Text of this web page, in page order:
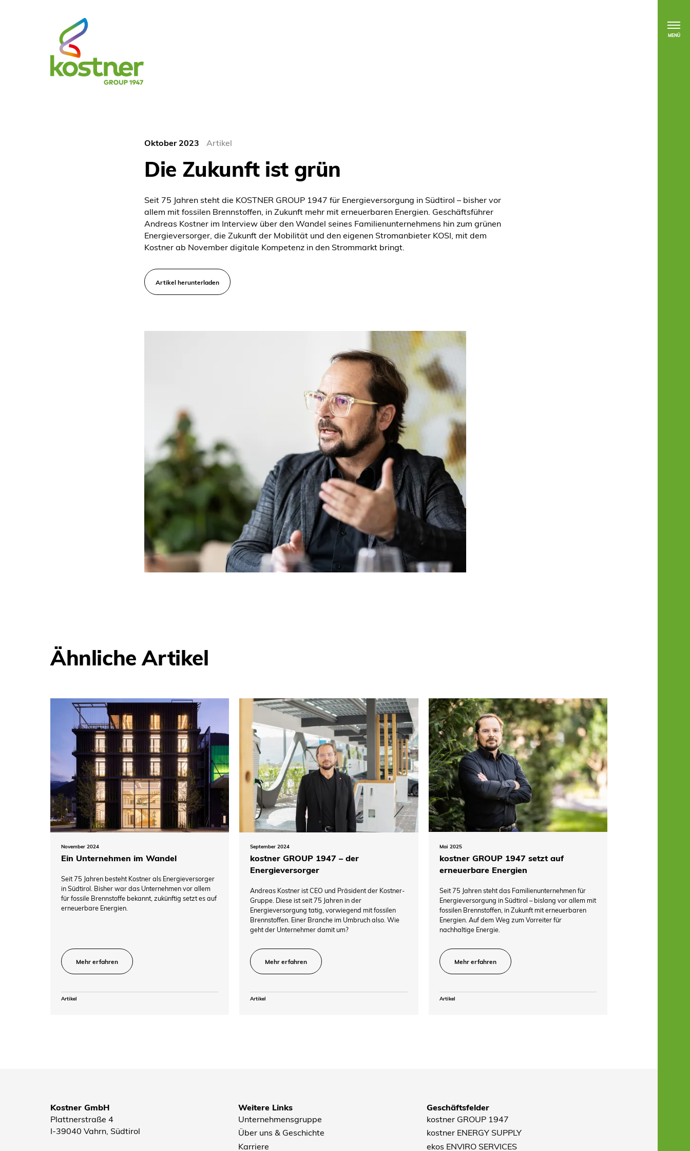
MENÜ
Oktober 2023 Artikel
Die Zukunft ist grün
Seit 75 Jahren steht die KOSTNER GROUP 1947 für Energieversorgung in Südtirol – bisher vor
allem mit fossilen Brennstoffen, in Zukunft mehr mit erneuerbaren Energien. Geschäftsführer
Andreas Kostner im Interview über den Wandel seines Familienunternehmens hin zum grünen
Energieversorger, die Zukunft der Mobilität und den eigenen Stromanbieter KOSI, mit dem
Kostner ab November digitale Kompetenz in den Strommarkt bringt.
Artikel herunterladen
Ähnliche Artikel
November 2024
Ein Unternehmen im Wandel
Seit 75 Jahren besteht Kostner als Energieversorger
in Südtirol. Bisher war das Unternehmen vor allem
für fossile Brennstoffe bekannt, zukünftig setzt es auf
erneuerbare Energien.
Mehr erfahren
Artikel
September 2024
kostner GROUP 1947 – der
Energieversorger
Andreas Kostner ist CEO und Präsident der Kostner-
Gruppe. Diese ist seit 75 Jahren in der
Energieversorgung tatig, vorwiegend mit fossilen
Brennstoffen. Einer Branche im Umbruch also. Wie
geht der Unternehmer damit um?
Mehr erfahren
Artikel
Mai 2025
kostner GROUP 1947 setzt auf
erneuerbare Energien
Seit 75 Jahren steht das Familienunternehmen für
Energieversorgung in Südtirol – bislang vor allem mit
fossilen Brennstoffen, in Zukunft mit erneuerbaren
Energien. Auf dem Weg zum Vorreiter für
nachhaltige Energie.
Mehr erfahren
Artikel
Kostner GmbH
Plattnerstraße 4
I-39040 Vahrn, Südtirol
Weitere Links
Unternehmensgruppe
Über uns & Geschichte
Karriere
Geschäftsfelder
kostner GROUP 1947
kostner ENERGY SUPPLY
ekos ENVIRO SERVICES